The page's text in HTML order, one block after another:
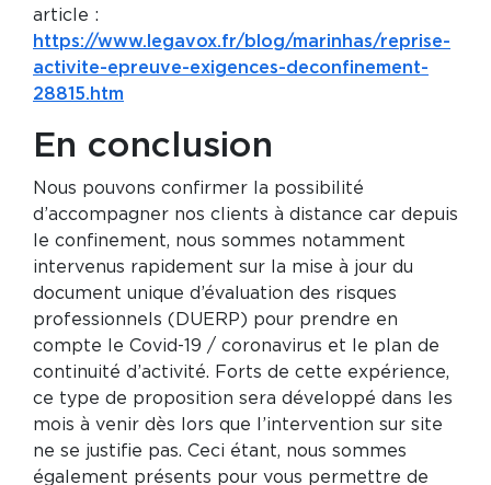
article :
https://www.legavox.fr/blog/marinhas/reprise-
activite-epreuve-exigences-deconfinement-
28815.htm
En conclusion
Nous pouvons confirmer la possibilité
d’accompagner nos clients à distance car depuis
le confinement, nous sommes notamment
intervenus rapidement sur la mise à jour du
document unique d’évaluation des risques
professionnels (DUERP) pour prendre en
compte le Covid-19 / coronavirus et le plan de
continuité d’activité. Forts de cette expérience,
ce type de proposition sera développé dans les
mois à venir dès lors que l’intervention sur site
ne se justifie pas. Ceci étant, nous sommes
également présents pour vous permettre de